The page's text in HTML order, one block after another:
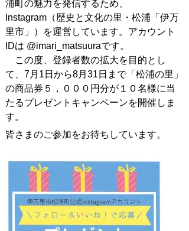
浦町の魅力を発信するため、
Instagram（歴史と文化の里・松浦「伊万
里市」）を運営しています。アカウント
IDは @imari_matsuuraです。
この度、登録者数の拡大を目的とし
て、7月1日から8月31日まで「松浦の里」
の商品券５，０００円分が１０名様に当
たるプレゼントキャンペーンを開催しま
す。
皆さまのご参加をお待ちしています。